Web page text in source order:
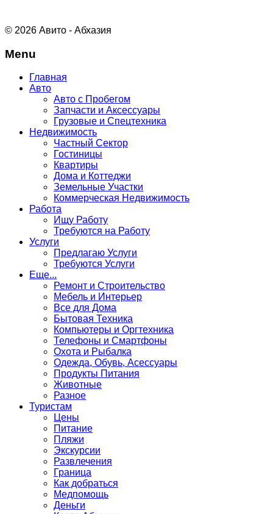
© 2026 Авито - Абхазия
Menu
Главная
Авто
Авто с Пробегом
Запчасти и Аксессуары
Грузовые и Спецтехника
Недвижимость
Частный Сектор
Гостиницы
Квартиры
Дома и Коттеджи
Земельные Участки
Коммерческая Недвижимость
Работа
Ищу Работу
Требуются на Работу
Услуги
Предлагаю Услуги
Требуются Услуги
Еще...
Ремонт и Строительство
Мебель и Интерьер
Все для Дома
Бытовая Техника
Компьютеры и Оргтехника
Телефоны и Смартфоны
Охота и Рыбалка
Одежда, Обувь, Асессуары
Продукты Питания
Животные
Разное
Туристам
Цены
Питание
Пляжи
Экскурсии
Развлечения
Граница
Как добраться
Медпомощь
Деньги